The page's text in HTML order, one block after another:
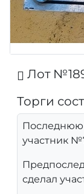
Лот
Торги
Последнюю
участник
сделал